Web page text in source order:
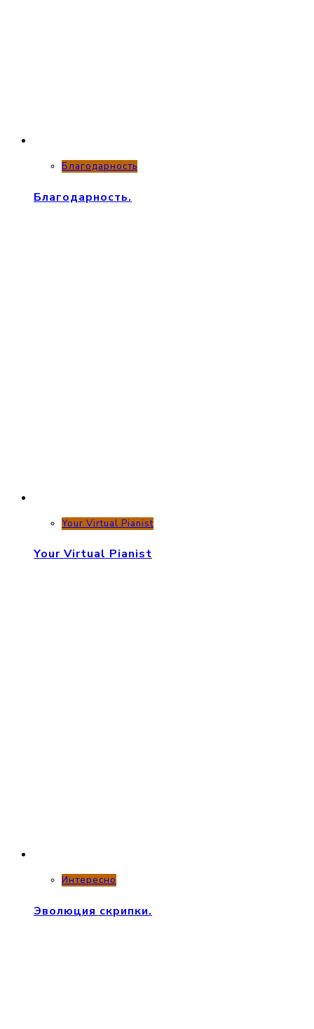
Благодарность
Благодарность.
Your Virtual Pianist
Your Virtual Pianist
Интересно
Эволюция скрипки.